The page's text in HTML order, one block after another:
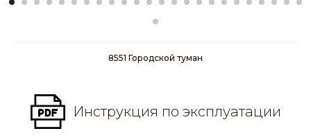
8551 Городской туман
Инструкция по эксплуатации